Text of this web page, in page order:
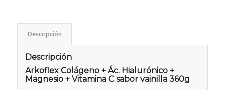
Descripción
Descripción
Arkoflex Colágeno + Ác. Hialurónico +
Magnesio + Vitamina C sabor vainilla 360g